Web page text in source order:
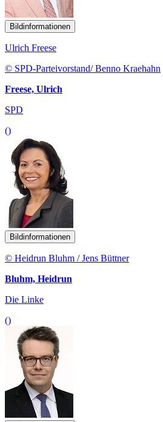
Bildinformationen
Ulrich Freese
© SPD-Parteivorstand/ Benno Kraehahn
Freese, Ulrich
SPD
()
Bildinformationen
© Heidrun Bluhm / Jens Büttner
Bluhm, Heidrun
Die Linke
()